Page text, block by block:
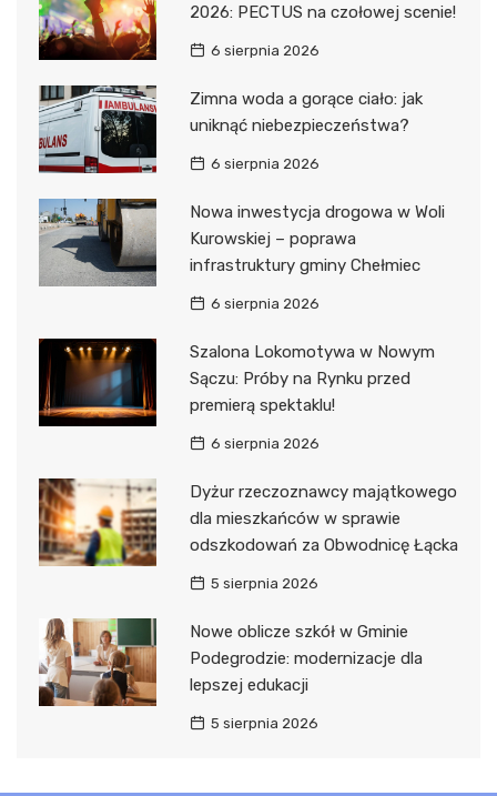
2026: PECTUS na czołowej scenie!
6 sierpnia 2026
Zimna woda a gorące ciało: jak
uniknąć niebezpieczeństwa?
6 sierpnia 2026
Nowa inwestycja drogowa w Woli
Kurowskiej – poprawa
infrastruktury gminy Chełmiec
6 sierpnia 2026
Szalona Lokomotywa w Nowym
Sączu: Próby na Rynku przed
premierą spektaklu!
6 sierpnia 2026
Dyżur rzeczoznawcy majątkowego
dla mieszkańców w sprawie
odszkodowań za Obwodnicę Łącka
5 sierpnia 2026
Nowe oblicze szkół w Gminie
Podegrodzie: modernizacje dla
lepszej edukacji
5 sierpnia 2026